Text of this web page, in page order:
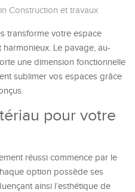
in Construction et travaux
transforme votre espace
Le pavage, au-
une dimension fonctionnelle
sublimer vos espaces grâce
pour votre
réussi commence par le
option possède ses
ainsi l’esthétique de